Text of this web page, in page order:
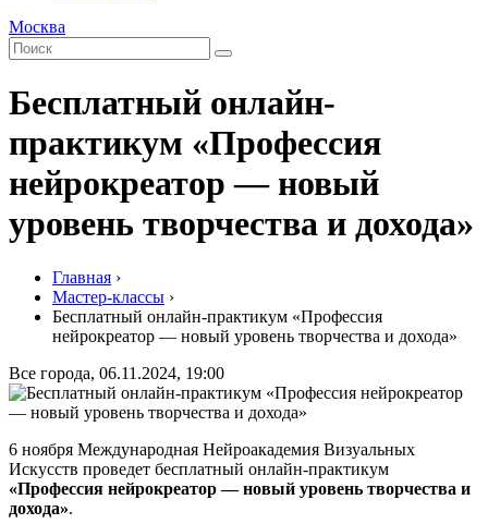
Москва
Бесплатный онлайн-
практикум «Профессия
нейрокреатор — новый
уровень творчества и дохода»
Главная ›
Мастер-классы ›
Бесплатный онлайн-практикум «Профессия
нейрокреатор — новый уровень творчества и дохода»
Все города, 06.11.2024, 19:00
6 ноября Международная Нейроакадемия Визуальных
Искусств проведет бесплатный онлайн-практикум
«Профессия нейрокреатор — новый уровень творчества и
дохода».